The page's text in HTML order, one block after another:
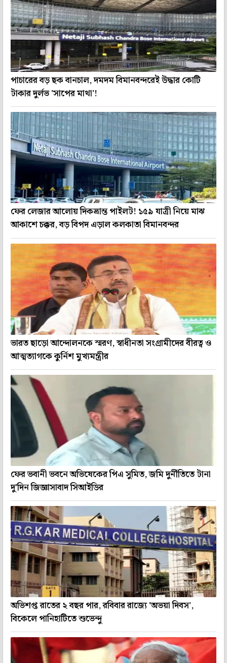
পাচারের বড় ছক বানচাল, দমদম বিমানবন্দরেই উদ্ধার কোটি
টাকার দুর্লভ 'সাপের মাথা'!
ফের লেজার আলোয় দিকভ্রান্ত পাইলট! ১৫৯ যাত্রী নিয়ে মাঝ
আকাশে চক্কর, বড় বিপদ এড়াল কলকাতা বিমানবন্দর
ভারত ছাড়ো আন্দোলনকে স্মরণ, স্বাধীনতা সংগ্রামীদের বীরত্ব ও
আত্মত্যাগকে কুর্নিশ মুখ্যমন্ত্রীর
ফের ভবানী ভবনে অভিষেকের পিএ সুমিত, জমি দুর্নীতিতে টানা
দু'দিন জিজ্ঞাসাবাদ সিআইডির
অভিশপ্ত রাতের ২ বছর পার, রবিবার রাজ্যে 'অভয়া দিবস',
বিকেলে পানিহাটিতে শুভেন্দু